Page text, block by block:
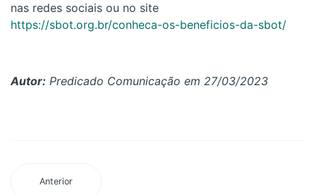
nas redes sociais ou no site
https://sbot.org.br/conheca-os-beneficios-da-sbot/
Autor: Predicado Comunicação em 27/03/2023
Anterior